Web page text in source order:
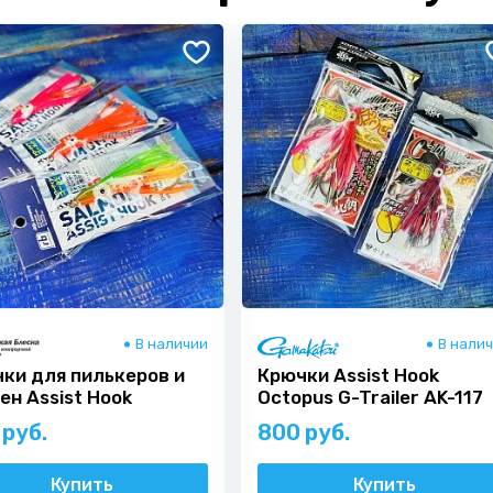
В наличии
для пилькеров и
Assist Hook
RB-173
Купить
В
Крючки Assist Hook
Octopus G-Trailer AK-117
Kuwase Double 2.0
800 руб.
Купить